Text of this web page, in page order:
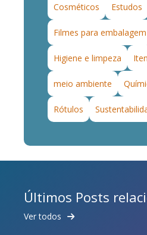
Cosméticos Estudos
Filmes para embalagem
Higiene e limpeza
meio ambiente
Rótulos
Últimos Posts
Ver todos